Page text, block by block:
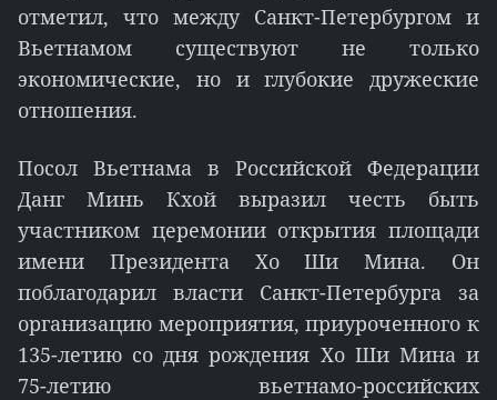
отметил, что между Санкт-Петербургом и
Вьетнамом существуют не только
экономические, но и глубокие дружеские
отношения.
Посол Вьетнама в Российской Федерации
Данг Минь Кхой выразил честь быть
участником церемонии открытия площади
имени Президента Хо Ши Мина. Он
поблагодарил власти Санкт-Петербурга за
организацию мероприятия, приуроченного к
135-летию со дня рождения Хо Ши Мина и
75-летию вьетнамо-российских